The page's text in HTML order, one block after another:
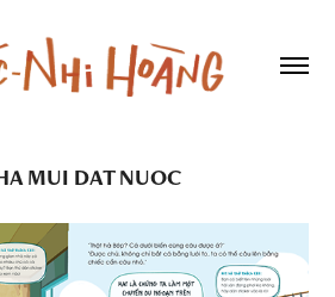
MUI DAT NUOC